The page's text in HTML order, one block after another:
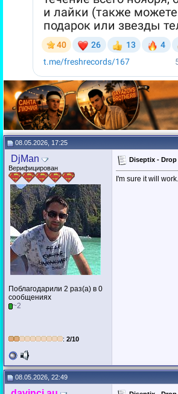
08.05.2026, 17:25
DjMan
Верифицирован
Поблагодарили 2 раз(а) в 0
сообщениях
~2
: 2/10
Diseptix -
I'm sure it will
08.05.2026, 22:49